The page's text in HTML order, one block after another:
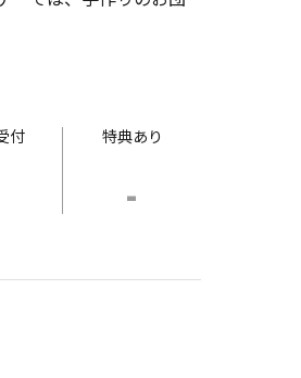
付 特典あり
-